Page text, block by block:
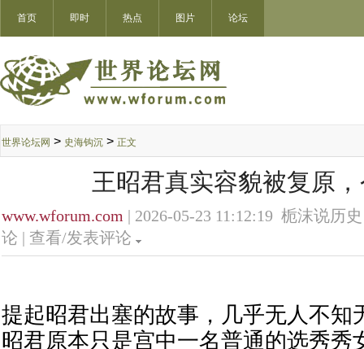
首页 即时 热点 图片 论坛
世界论坛网 > 史海钩沉 > 正文
王昭君真实容貌被复原
www.wforum.com | 2026-05-23 11:12:19 栀沫说历
论 | 查看/发表评论
提起昭君出塞的故事，几乎无人不知
昭君原本只是宫中一名普通的选秀秀